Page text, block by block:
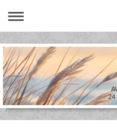
24